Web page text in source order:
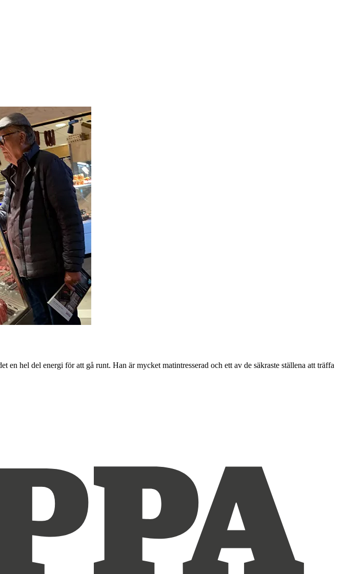
hel del energi för att gå runt. Han är mycket matintresserad och ett av de säkraste ställena att träffa